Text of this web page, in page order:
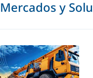
Mercados y